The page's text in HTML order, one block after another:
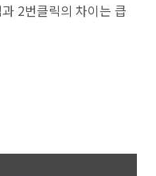
2번클릭의 차이는 큽